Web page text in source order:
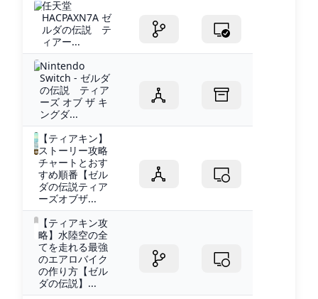
任天堂
HACPAXN7A ゼ
ルダの伝説 テ
ィアー...
Nintendo
Switch - ゼルダ
の伝説 ティア
ーズ オブ ザ キ
ングダ...
【ティアキン】
ストーリー攻略
チャートとおす
すめ順番【ゼル
ダの伝説ティア
ーズオブザ...
【ティアキン攻
略】水陸空の全
てを走れる最強
のエアロバイク
の作り方【ゼル
ダの伝説】...